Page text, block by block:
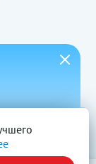
Публикация с